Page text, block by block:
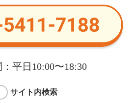
平日10:00〜18:30
サイト内検索